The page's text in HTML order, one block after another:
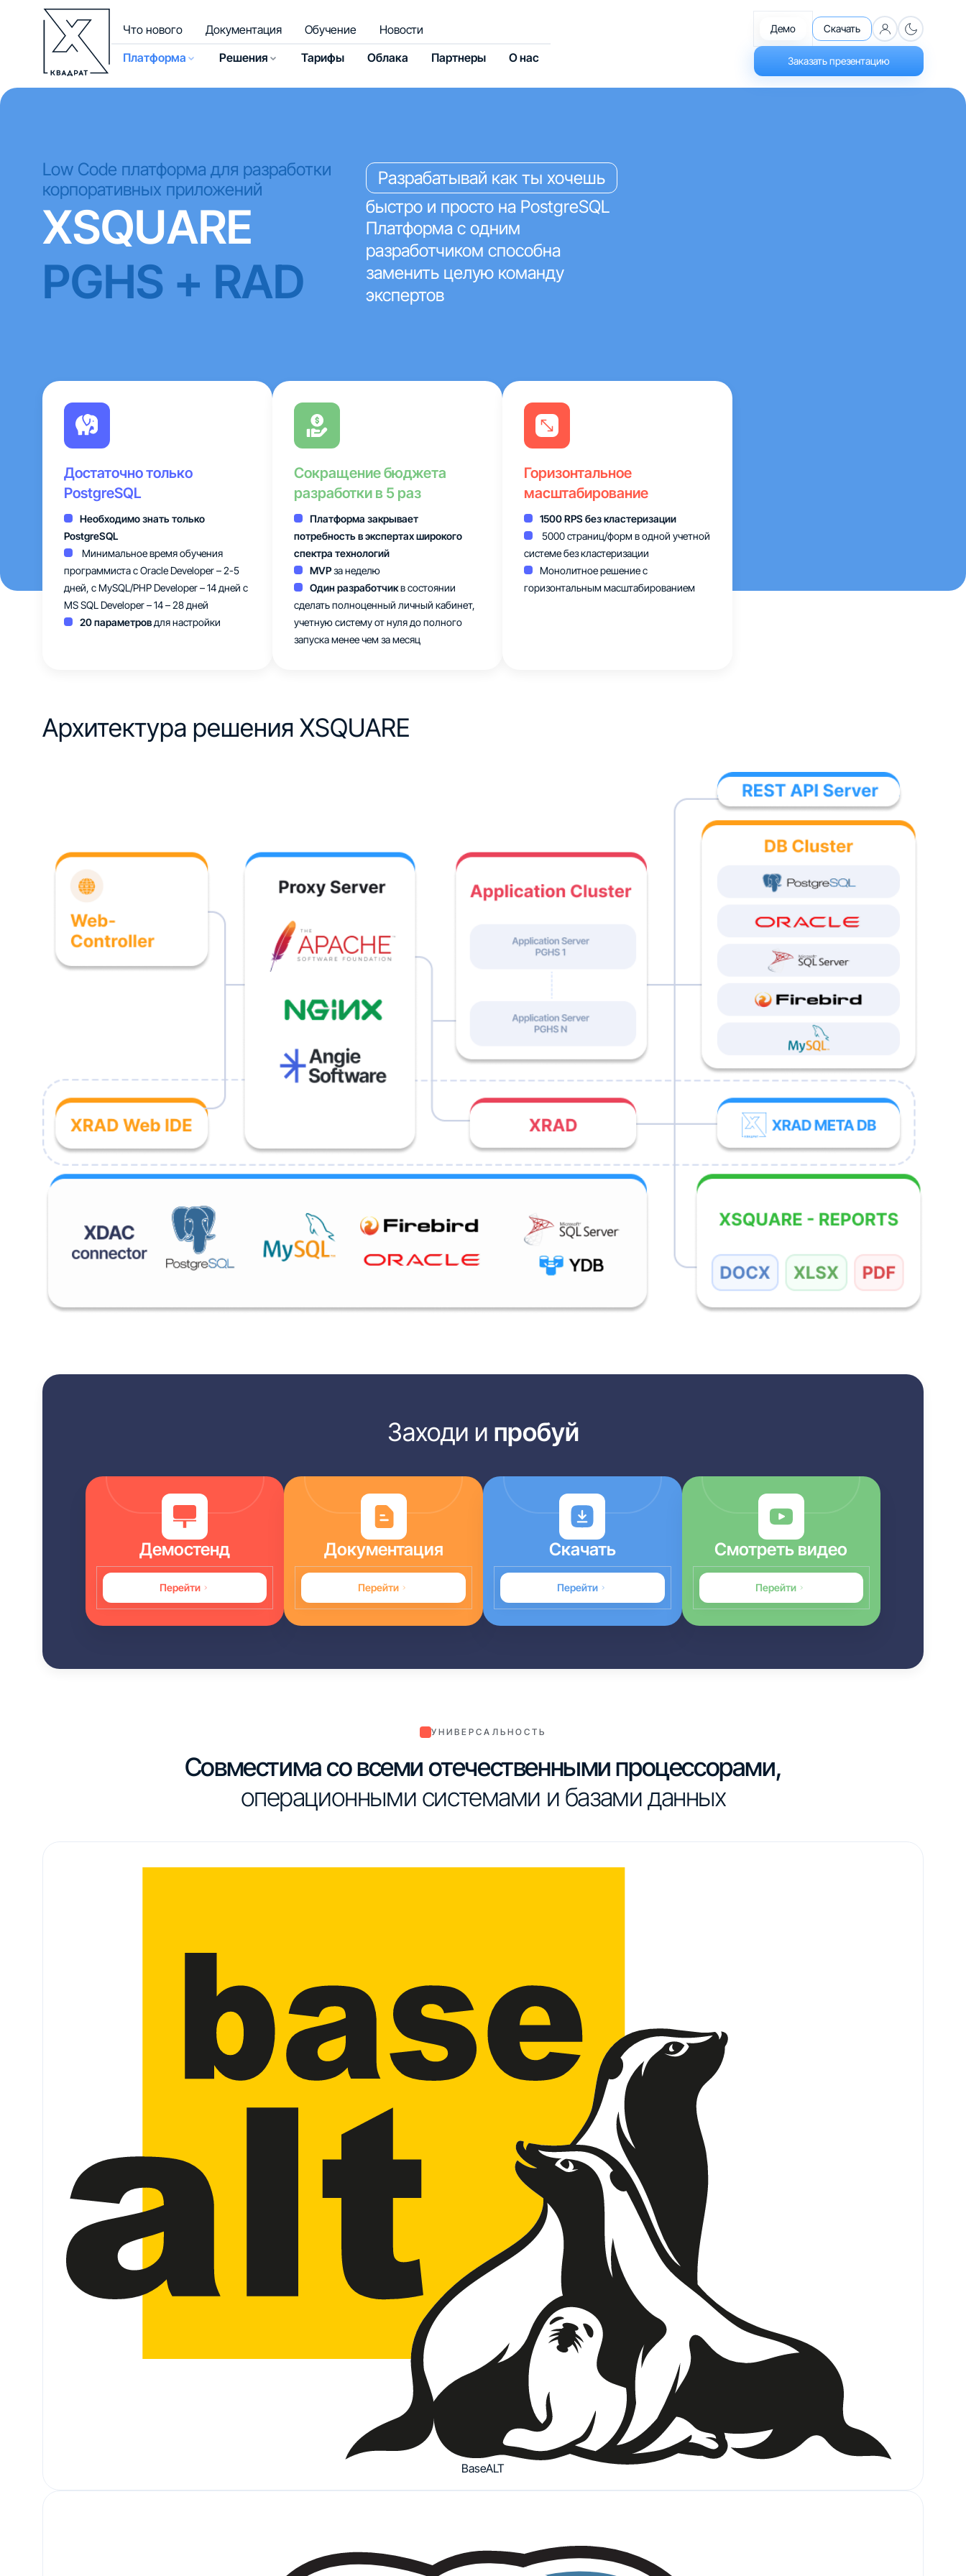
Что нового Документация Обучение
Новости
Платформа
Решения Тарифы Облака Партнеры О нас
Демо Скачать
Заказать презентацию
Low Code платформа для разработки
корпоративных приложений
XSQUARE
PGHS + RAD
Разрабатывай как ты хочешь
быстро и просто на PostgreSQL
Платформа с одним
разработчиком способна
заменить целую команду
экспертов
Достаточно только
PostgreSQL
Необходимо знать только
PostgreSQL
Минимальное время обучения
программиста с Oracle Developer – 2-5
дней, с MySQL/PHP Developer – 14 дней c
MS SQL Developer – 14 – 28 дней
20 параметровдля настройки
Сокращение бюджета
разработки в 5 раз
Платформа закрывает
потребность в экспертах широкого
спектра технологий
MVPза неделю
Один разработчикв состоянии
сделать полноценный личный кабинет,
учетную систему от нуля до полного
запуска менее чем за месяц
Горизонтальное
масштабирование
1500 RPS без кластеризации
5000 страниц/форм в одной учетной
системе без кластеризации
Монолитное решение с
горизонтальным масштабированием
Архитектура решения XSQUARE
Заходи и пробуй
Демостенд
Перейти
Документация
Перейти
Скачать
Перейти
Смотреть видео
Перейти
УНИВЕРСАЛЬНОСТЬ
Совместима со всеми отечественными процессорами,
операционными системами и базами данных
BaseALT